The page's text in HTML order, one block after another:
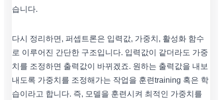
습니다.
다시 정리하면, 퍼셉트론은 입력값, 가중치, 활성화 함수
로 이루어진 간단한 구조입니다. 입력값이 같더라도 가중
치를 조정하면 출력값이 바뀌겠죠. 원하는 출력값을 내보
내도록 가중치를 조정해가는 작업을 훈련training 혹은 학
습이라고 합니다. 즉, 모델을 훈련시켜 최적인 가중치를